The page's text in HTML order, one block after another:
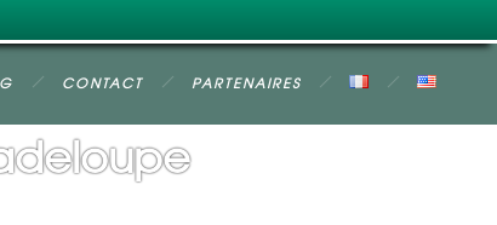
CONTACT PARTENAIRES